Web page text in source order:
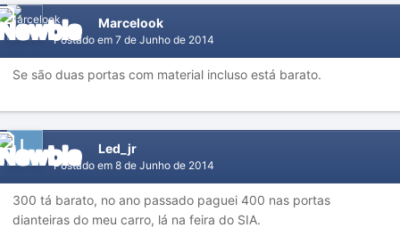
Marcelook
Postado em 7 de Junho de 2014
Se são duas portas com material incluso está barato.
Led_jr
Postado em 8 de Junho de 2014
300 tá barato, no ano passado paguei 400 nas portas
dianteiras do meu carro, lá na feira do SIA.